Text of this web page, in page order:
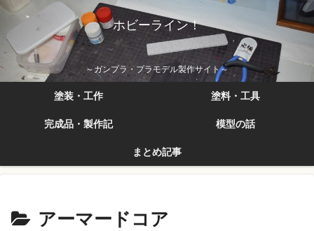
ホビーライン！
～ガンプラ・プラモデル製作サイト～
塗装・工作 塗料・工具
完成品・製作記 模型の話
まとめ記事
アーマードコア